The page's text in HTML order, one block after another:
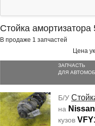
Стойка амортизатора
В продаже 1 запчастей
Цена
ЗАПЧАСТЬ
ДЛЯ
Б/У
на
кузов